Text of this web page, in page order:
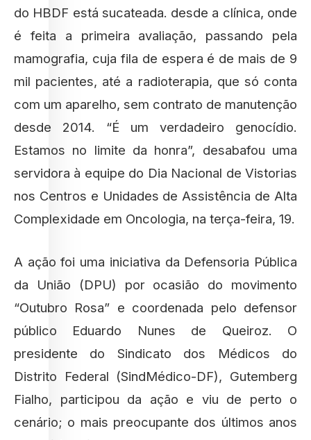
do HBDF está sucateada. desde a clínica, onde
é feita a primeira avaliação, passando pela
mamografia, cuja fila de espera é de mais de 9
mil pacientes, até a radioterapia, que só conta
com um aparelho, sem contrato de manutenção
desde 2014. “É um verdadeiro genocídio.
Estamos no limite da honra”, desabafou uma
servidora à equipe do Dia Nacional de Vistorias
nos Centros e Unidades de Assistência de Alta
Complexidade em Oncologia, na terça-feira, 19.
A ação foi uma iniciativa da Defensoria Pública
da União (DPU) por ocasião do movimento
“Outubro Rosa” e coordenada pelo defensor
público Eduardo Nunes de Queiroz. O
presidente do Sindicato dos Médicos do
Distrito Federal (SindMédico-DF), Gutemberg
Fialho, participou da ação e viu de perto o
cenário; o mais preocupante dos últimos anos